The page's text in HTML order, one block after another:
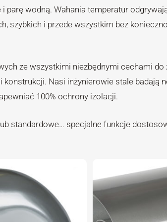
wodną. Wahania temperatur
szybkich i przede wszystkim bez
ze wszystkimi niezbędnymi cechami
Nasi inżynierowie stale badają
100% ochrony izolacji.
standardowe… specjalne funkcje